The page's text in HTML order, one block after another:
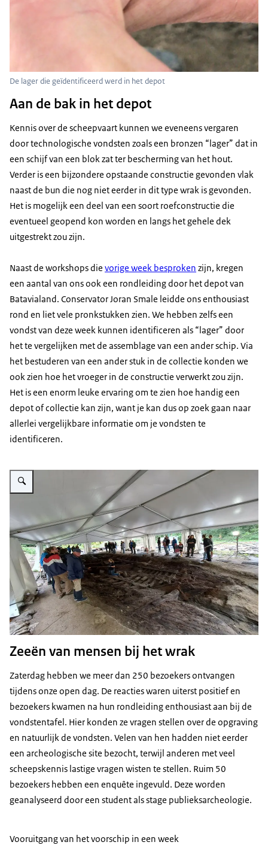
De lager die geïdentificeerd werd in het depot
Aan de bak in het depot
Kennis over de scheepvaart kunnen we eveneens vergaren
door technologische vondsten zoals een bronzen “lager” dat in
een schijf van een blok zat ter bescherming van het hout.
Verder is een bijzondere opstaande constructie gevonden vlak
naast de bun die nog niet eerder in dit type wrak is gevonden.
Het is mogelijk een deel van een soort roefconstructie die
eventueel geopend kon worden en langs het gehele dek
uitgestrekt zou zijn.
Naast de workshops die vorige week besproken zijn, kregen
een aantal van ons ook een rondleiding door het depot van
Batavialand. Conservator Joran Smale leidde ons enthousiast
rond en liet vele pronkstukken zien. We hebben zelfs een
vondst van deze week kunnen identificeren als “lager” door
het te vergelijken met de assemblage van een ander schip. Via
het bestuderen van een ander stuk in de collectie konden we
ook zien hoe het vroeger in de constructie verwerkt zou zijn.
Het is een enorm leuke ervaring om te zien hoe handig een
depot of collectie kan zijn, want je kan dus op zoek gaan naar
allerlei vergelijkbare informatie om je vondsten te
identificeren.
Vergroot afbeelding Bezoekers bekijken opgraving waterschip bij
Zeeën van mensen bij het wrak
Zaterdag hebben we meer dan 250 bezoekers ontvangen
tijdens onze open dag. De reacties waren uiterst positief en
bezoekers kwamen na hun rondleiding enthousiast aan bij de
vondstentafel. Hier konden ze vragen stellen over de opgraving
en natuurlijk de vondsten. Velen van hen hadden niet eerder
een archeologische site bezocht, terwijl anderen met veel
scheepskennis lastige vragen wisten te stellen. Ruim 50
bezoekers hebben een enquête ingevuld. Deze worden
geanalyseerd door een student als stage publieksarcheologie.
Vooruitgang van het voorschip in een week